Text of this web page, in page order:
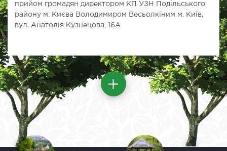
прийом громадян директором КП УЗН Подільського
району м. Києва Володимиром Весьолкіним м. Київ,
вул. Анатолія Кузнецова, 16А